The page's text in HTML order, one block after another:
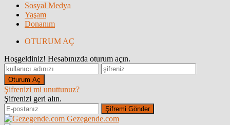
Sosyal Medya
Yaşam
Donanım
OTURUM AÇ
Hoşgeldiniz! Hesabınızda oturum açın.
Şifrenizi mi unuttunuz?
Şifrenizi geri alın.
Gezegende.com